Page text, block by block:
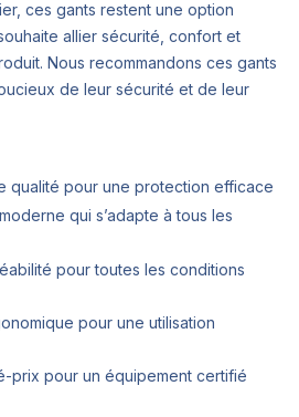
ces gants restent une option
allier sécurité, confort et
Nous recommandons ces gants
de leur sécurité et de leur
qualité pour une protection efficace
qui s’adapte à tous les
pour toutes les conditions
pour une utilisation
prix pour un équipement certifié